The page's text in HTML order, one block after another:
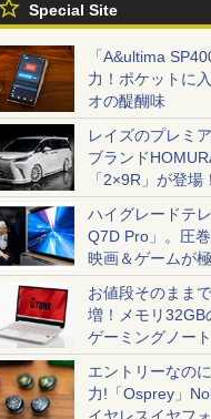
Special Site
「A&ultima
力！ポケットに
オの醍醐味
レイズのプレミ
ブランド
「2×9R」が登場！
ハイグレードテ
Q7D Pro」。圧
映画＆ゲームが
お値段そのまま
増！メモリ32GB
ゲーミングノート
エントリーなの
力!「Osprey」